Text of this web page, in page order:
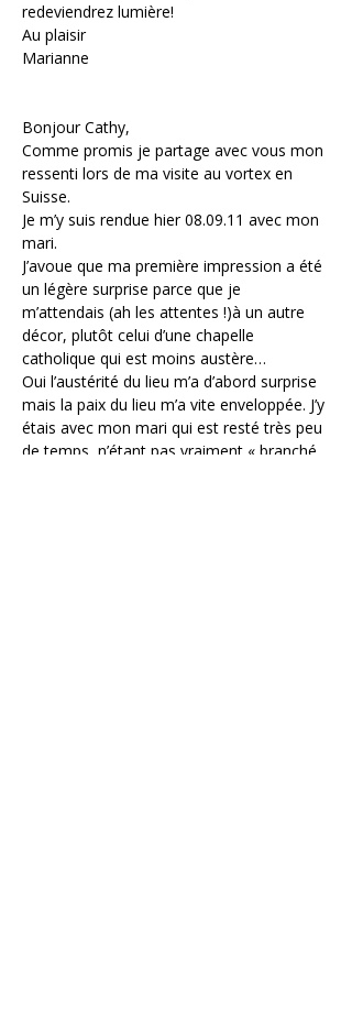
redeviendrez lumière!
Au plaisir
Marianne
Bonjour Cathy,
Comme promis je partage avec vous mon
ressenti lors de ma visite au vortex en
Suisse.
Je m’y suis rendue hier 08.09.11 avec mon
mari.
J’avoue que ma première impression a été
un légère surprise parce que je
m’attendais (ah les attentes !)à un autre
décor, plutôt celui d’une chapelle
catholique qui est moins austère…
Oui l’austérité du lieu m’a d’abord surprise
mais la paix du lieu m’a vite enveloppée. J’y
étais avec mon mari qui est resté très peu
de temps, n’étant pas vraiment « branché